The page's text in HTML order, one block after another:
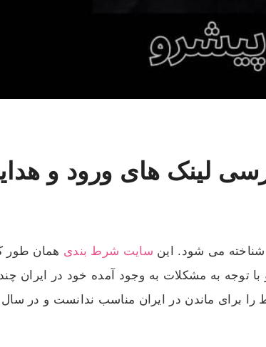
لینک های ورود و
می شود. این سایت شرط بندی همان طور
به مشکلات به وجود آمده خود در ایران چند